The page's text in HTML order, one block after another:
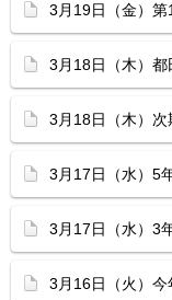
3月19日（金）
3月18日（木）
3月18日（木）
3月17日（水）5
3月17日（水）3
3月16日（火）今